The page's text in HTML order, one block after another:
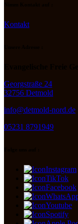
Kontakt
Georgstraße 24
32756 Detmold
info@detmold-nord.de
05231 8791949
Instagram
TikTok
Facebook
Youtube
Spotify